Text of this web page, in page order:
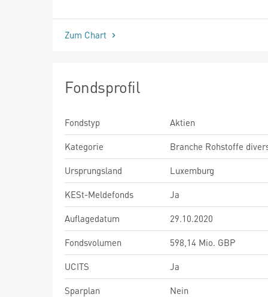
seit Beginn
Zum Chart
Fondsprofil
Fondstyp
Aktien
Kategorie
Branche Rohstoffe
Ursprungsland
Luxemburg
KESt-Meldefonds
Ja
Auflagedatum
29.10.2020
Fondsvolumen
598,14 Mio. GBP
UCITS
Ja
Sparplan
Nein